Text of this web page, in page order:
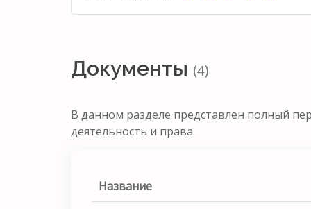
Документы (4)
В данном разделе представлен полный
деятельность и права.
Название